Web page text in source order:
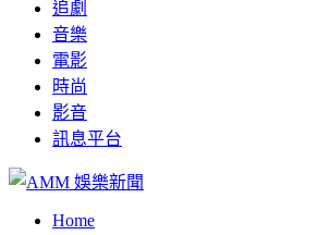
追劇
音樂
電影
時尚
影音
訊息平台
Home